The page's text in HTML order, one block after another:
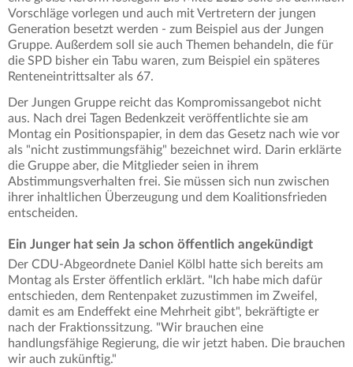
Vorschläge vorlegen und auch mit Vertretern der jungen
Generation besetzt werden - zum Beispiel aus der Jungen
Gruppe. Außerdem soll sie auch Themen behandeln, die für
die SPD bisher ein Tabu waren, zum Beispiel ein späteres
Renteneintrittsalter als 67.
Der Jungen Gruppe reicht das Kompromissangebot nicht
aus. Nach drei Tagen Bedenkzeit veröffentlichte sie am
Montag ein Positionspapier, in dem das Gesetz nach wie vor
als "nicht zustimmungsfähig" bezeichnet wird. Darin erklärte
die Gruppe aber, die Mitglieder seien in ihrem
Abstimmungsverhalten frei. Sie müssen sich nun zwischen
ihrer inhaltlichen Überzeugung und dem Koalitionsfrieden
entscheiden.
Ein Junger hat sein Ja schon öffentlich angekündigt
Der CDU-Abgeordnete Daniel Kölbl hatte sich bereits am
Montag als Erster öffentlich erklärt. "Ich habe mich dafür
entschieden, dem Rentenpaket zuzustimmen im Zweifel,
damit es am Endeffekt eine Mehrheit gibt", bekräftigte er
nach der Fraktionssitzung. "Wir brauchen eine
handlungsfähige Regierung, die wir jetzt haben. Die brauchen
wir auch zukünftig."